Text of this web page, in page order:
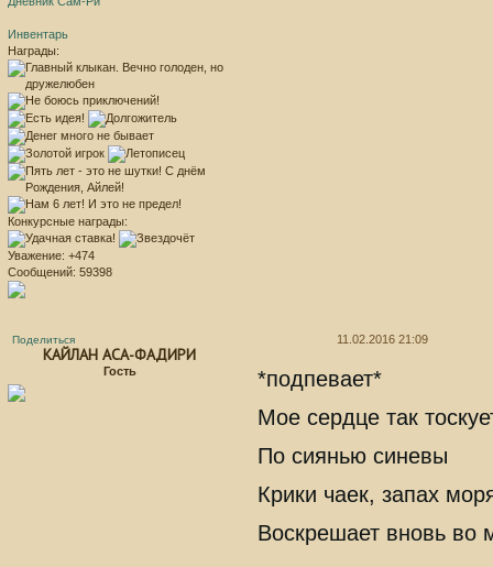
Инвентарь
Награды:
Конкурсные награды:
Уважение: +474
Сообщений: 59398
Поделиться 11.02.2016 21:09
КАЙЛАН АСА-ФАДИРИ
Гость
*подпевает*
Мое сердце так
По сиянью синевы
Крики чаек, запах
Воскрешает вновь во